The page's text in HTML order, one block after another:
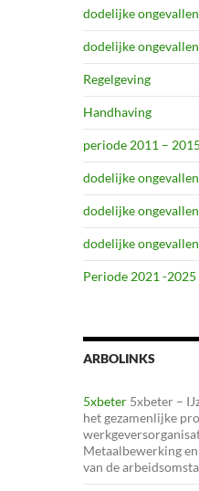
dodelijke
dodelijke
Regelgeving
Handhaving
periode 2011 – 2015
dodelijke
dodelijke
dodelijke
Periode 2021 -2025
ARBOLINKS
5xbeter 5xbeter –
het gezamenlijke
Metaalbewerking
van de